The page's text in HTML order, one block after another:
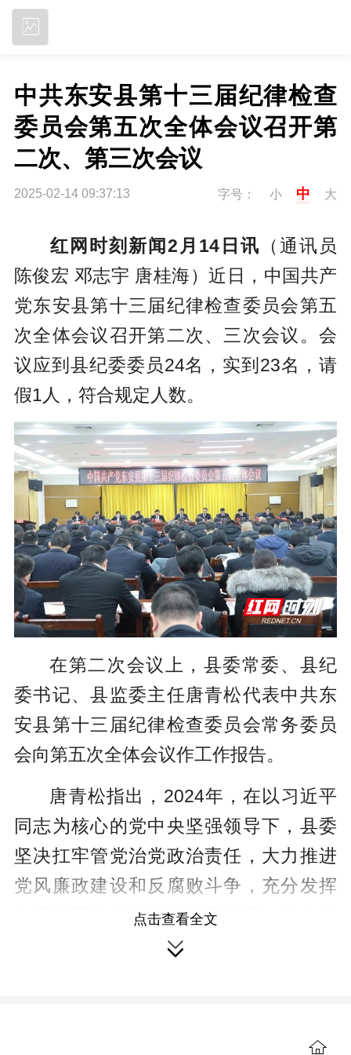
中共东安县第十三届纪律检查
委员会第五次全体会议召开第
二次、第三次会议
2025-02-14 09:37:13 字号： 小 中 大
红网时刻新闻2月14日讯 （通讯员
陈俊宏 邓志宇 唐桂海）近日，中国共产
党东安县第十三届纪律检查委员会第五
次全体会议召开第二次、三次会议。会
议应到县纪委委员24名，实到23名，请
假1人，符合规定人数。
在第二次会议上，县委常委、县纪
委书记、县监委主任唐青松代表中共东
安县第十三届纪律检查委员会常务委员
会向第五次全体会议作工作报告。
唐青松指出，2024年，在以习近平
同志为核心的党中央坚强领导下，县委
坚决扛牢管党治党政治责任，大力推进
党风廉政建设和反腐败斗争，充分发挥
全面从严治党的引领保障作用，有力推
动全县经济社会发展和党的建设取得新
以“干在先走在前作表率”活动为抓手，攻
点击查看全文
